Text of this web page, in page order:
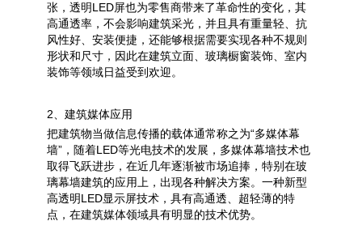
张，透明LED屏也为零售商带来了革命性的变化，其
高通透率，不会影响建筑采光，并且具有重量轻、抗
风性好、安装便捷，还能够根据需要实现各种不规则
形状和尺寸，因此在建筑立面、玻璃橱窗装饰、室内
装饰等领域日益受到欢迎。
2、建筑媒体应用
把建筑物当做信息传播的载体通常称之为“多媒体幕
墙”，随着LED等光电技术的发展， 多媒体幕墙技术也
取得飞跃进步，在近几年逐渐被市场追捧，特别在玻
璃幕墙建筑的应用上，出现各种解决方案。一种新型
高透明LED显示屏技术，具有高通透、超轻薄的特
点，在建筑媒体领域具有明显的技术优势。